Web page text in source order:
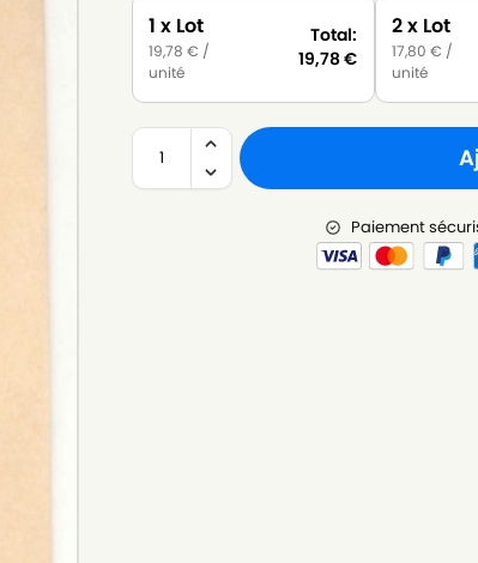
1 x Lot
19,78€ /
unité
Total:
19,78€
2 x Lot
17,80€ /
unité
Paiement